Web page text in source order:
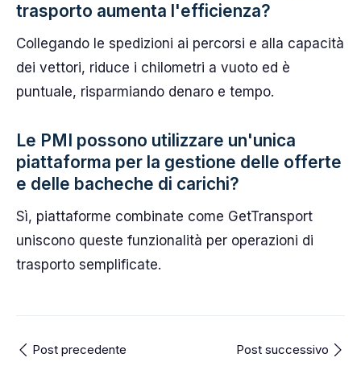
trasporto aumenta l'efficienza?
Collegando le spedizioni ai percorsi e alla capacità
dei vettori, riduce i chilometri a vuoto ed è
puntuale, risparmiando denaro e tempo.
Le PMI possono utilizzare un'unica
piattaforma per la gestione delle offerte
e delle bacheche di carichi?
Sì, piattaforme combinate come GetTransport
uniscono queste funzionalità per operazioni di
trasporto semplificate.
Post precedente Post successivo